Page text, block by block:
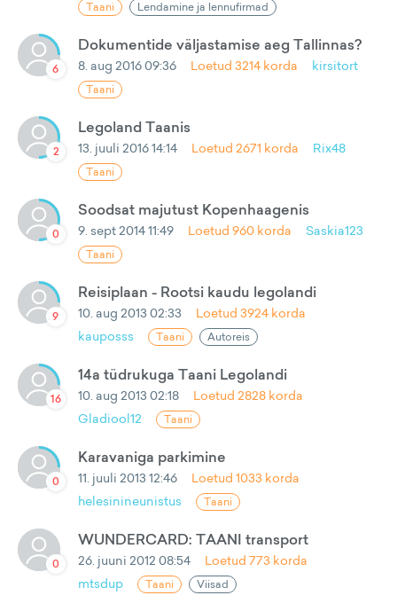
Taani Lendamine ja lennufirmad
6
Dokumentide väljastamise aeg Tallinnas?
8. aug 2016 09:36 Loetud 3214 korda kirsitort
Taani
2
Legoland Taanis
13. juuli 2016 14:14 Loetud 2671 korda Rix48
Taani
0
Soodsat majutust Kopenhaagenis
9. sept 2014 11:49 Loetud 960 korda Saskia123
Taani
9
Reisiplaan - Rootsi kaudu legolandi
10. aug 2013 02:33 Loetud 3924 korda
kauposss
Taani Autoreis
16
14a tüdrukuga Taani Legolandi
10. aug 2013 02:18 Loetud 2828 korda
Gladiool12
Taani
0
Karavaniga parkimine
11. juuli 2013 12:46 Loetud 1033 korda
helesinineunistus
Taani
0
WUNDERCARD: TAANI transport
26. juuni 2012 08:54 Loetud 773 korda
mtsdup
Taani Viisad